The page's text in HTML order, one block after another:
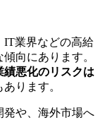
IT業界などの高給
向にあります。
悪化のリスクは
あります。
発や、海外市場へ